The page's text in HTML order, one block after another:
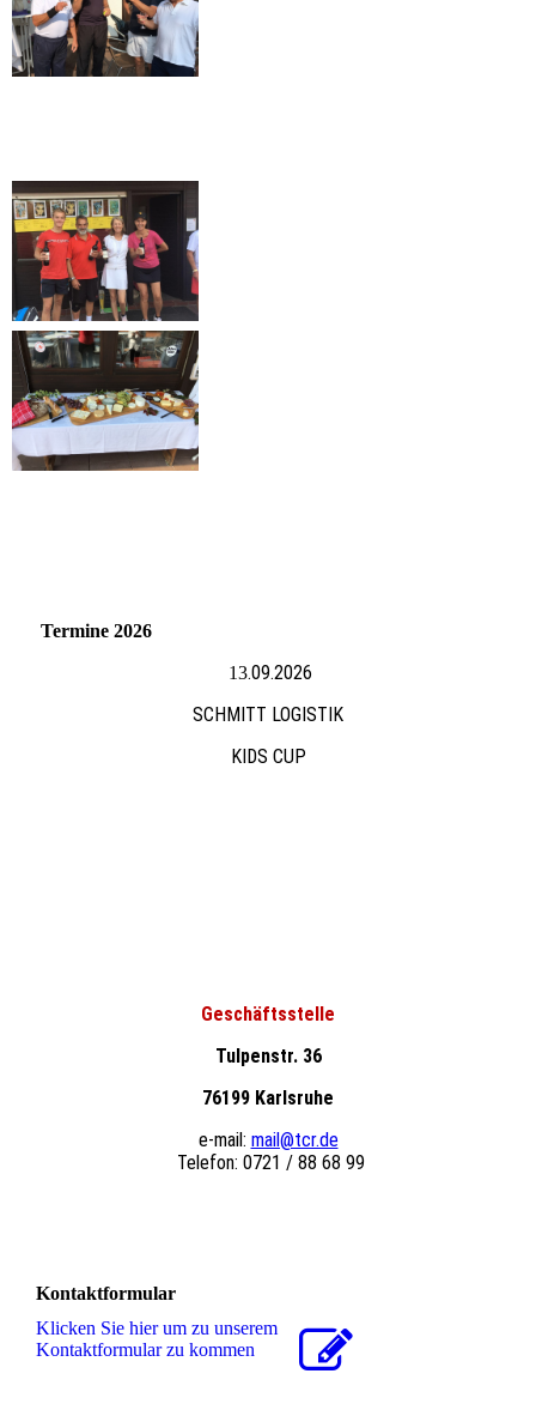
Termine 2026
13.09.2026
SCHMITT LOGISTIK
KIDS CUP
Geschäftsstelle
Tulpenstr. 36
76199 Karlsruhe
e-mail: mail@tcr.de
Telefon: 0721 / 88 68 99
Kontaktformular
Klicken Sie hier um zu unserem
Kon­takt­for­mu­lar zu kommen